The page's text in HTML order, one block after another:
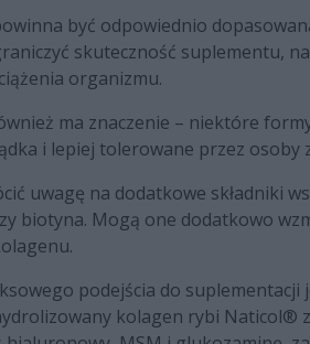
być odpowiednio
skuteczność suplementu,
organizmu.
ma znaczenie – niektóre
i lepiej tolerowane przez
uwagę na dodatkowe składniki
biotyna. Mogą one dodatkowo
podejścia do suplementacji
kolagen rybi Naticol®